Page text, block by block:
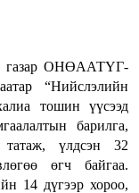
газар ОНӨААТҮГ-
“Нийслэлийн
тошин үүсээд
барилга,
үлдсэн 32
өгч байгаа.
14 дүгээр хороо,